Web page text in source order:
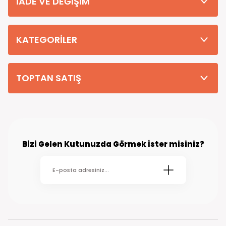
teslim edilmektedir. (kırsal köy kasaba gibi yerlere bu süre 7 güne
KATEGORİLER
TOPTAN SATIŞ
Bizi Gelen Kutunuzda Görmek İster misiniz?